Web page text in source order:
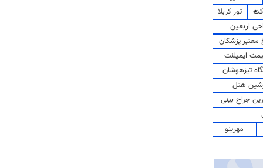
تور کربلا
اربعین
پزشکان
ایمپلنت
تیزهوشان
هتل
جراح بینی
مهرینو